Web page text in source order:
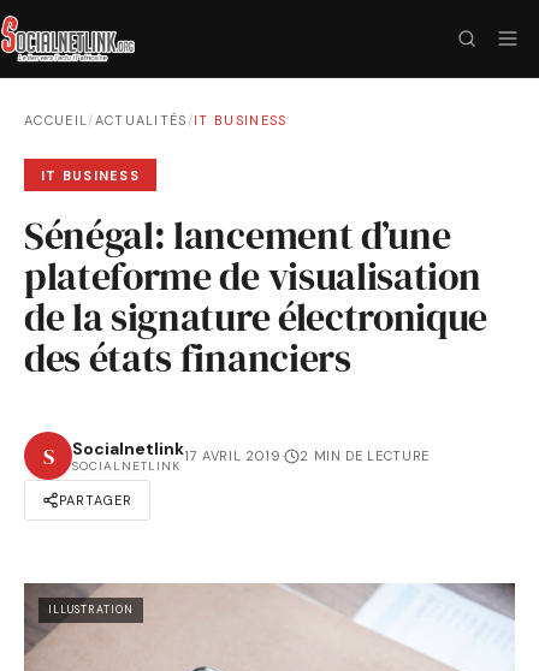
ACCUEIL/ACTUALITÉS /IT BUSINESS
IT BUSINESS
Sénégal: lancement d’une
plateforme de visualisation
de la signature électronique
des états financiers
S Socialnetlink
SOCIALNETLINK
17 AVRIL 2019· 2 MIN DE LECTURE
PARTAGER
ILLUSTRATION